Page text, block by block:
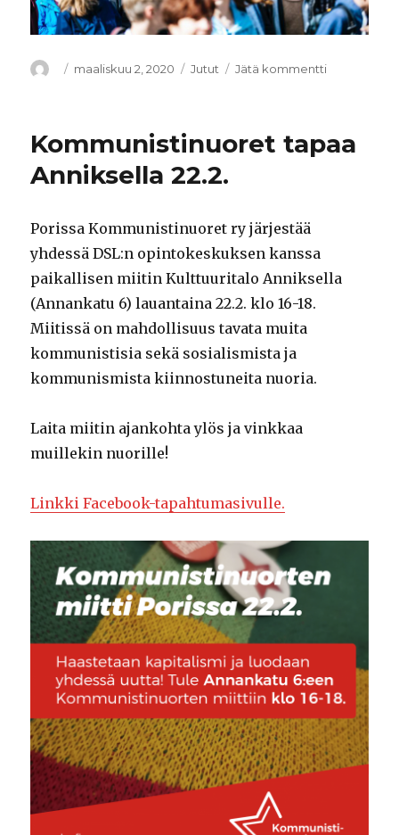
Kirjoittaja
Julkaistu
maaliskuu 2, 2020 Kategoriat
Jutut Jätä kommentti
Kommunistinuoret tapaa
Anniksella 22.2.
Porissa Kommunistinuoret ry järjestää
yhdessä DSL:n opintokeskuksen kanssa
paikallisen miitin Kulttuuritalo Anniksella
(Annankatu 6) lauantaina 22.2. klo 16-18.
Miitissä on mahdollisuus tavata muita
kommunistisia sekä sosialismista ja
kommunismista kiinnostuneita nuoria.
Laita miitin ajankohta ylös ja vinkkaa
muillekin nuorille!
Linkki Facebook-tapahtumasivulle.